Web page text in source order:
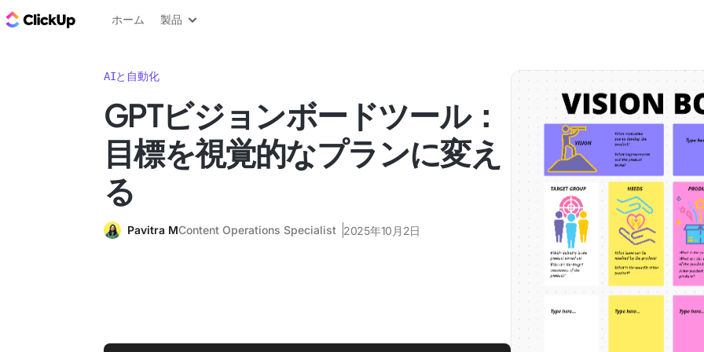
ClickUp ブログ
ホーム 製品
AIと自動化
GPTビジョンボードツール：
目標を視覚的なプランに変え
る
Pavitra MContent Operations Specialist 2025年10月2日